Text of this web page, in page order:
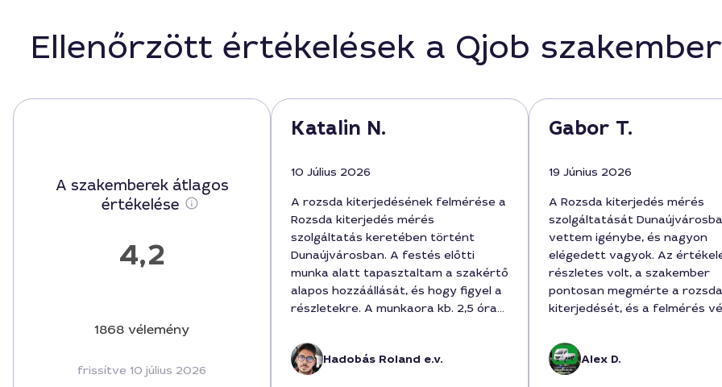
Ellenőrzött értékelések a Qjob
A szakemberek átlagos
értékelése
4,2
1868 vélemény
frissítve 10 július 2026
Katalin N.
10 Július 2026
A rozsda kiterjedésének felmérése a
Rozsda kiterjedés mérés
szolgáltatás keretében történt
Dunaújvárosban. A festés előtti
munka alatt tapasztaltam a szakértő
alapos hozzáállását, és hogy figyel a
részletekre. A munkaora kb. 2,5 óra
azonosítottsága a rendszerben
megerősítette a megbízhatóságát,
és a felmérés pontosan a
Hadobás Roland e.v.
Gabor T.
19 Június 2026
A Rozsda kiterjedés mérés
szolgáltatását
vettem igénybe, és nagyon
elégedett vagyok. Az
részletes volt, a szakember
pontosan megmérte a rozsda
kiterjedését, és a felmérés
költségére, illetve a munka
időtartamára. A szerződésben
rögzített díj a megadott
Alex D.